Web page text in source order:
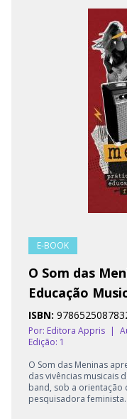
E-BOOK
O Som das
Educação
ISBN:
Por: Editora Appris |
Edição: 1
O Som das Meninas
das vivências musicais
band, sob a orientação
pesquisadora